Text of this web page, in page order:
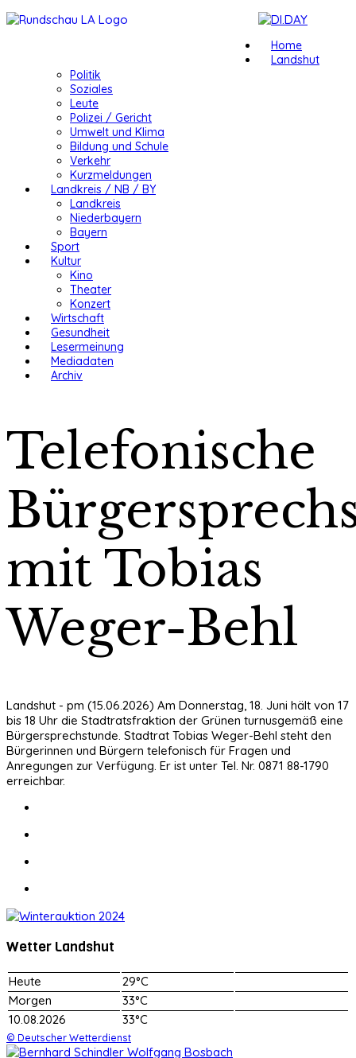
Home
Landshut
Politik
Soziales
Leute
Polizei / Gericht
Umwelt und Klima
Bildung und Schule
Verkehr
Kurzmeldungen
Landkreis / NB / BY
Landkreis
Niederbayern
Bayern
Sport
Kultur
Kino
Theater
Konzert
Wirtschaft
Gesundheit
Lesermeinung
Mediadaten
Archiv
Telefonische
mit Tobias
Weger-Behl
Landshut - pm (15.06.2026) Am Donnerstag, 18. Juni hält von 17
bis 18 Uhr die Stadtratsfraktion der Grünen turnusgemäß eine
Bürgersprechstunde. Stadtrat Tobias Weger-Behl steht den
Bürgerinnen und Bürgern telefonisch für Fragen und
Anregungen zur Verfügung. Er ist unter Tel. Nr. 0871 88-1790
erreichbar.
Wetter Landshut
Heute
29°C
Morgen
33°C
10.08.2026
33°C
© Deutscher Wetterdienst